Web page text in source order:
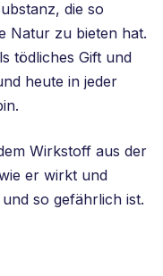
die so
Natur zu bieten hat.
tödliches Gift und
heute in jeder
Wirkstoff aus der
er wirkt und
so gefährlich ist.